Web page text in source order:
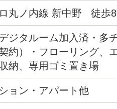
丸ノ内線 新中野 徒歩
ジタルーム加入済・多
約）・フローリング、
納、専用ゴミ置き場
ョン・アパート他